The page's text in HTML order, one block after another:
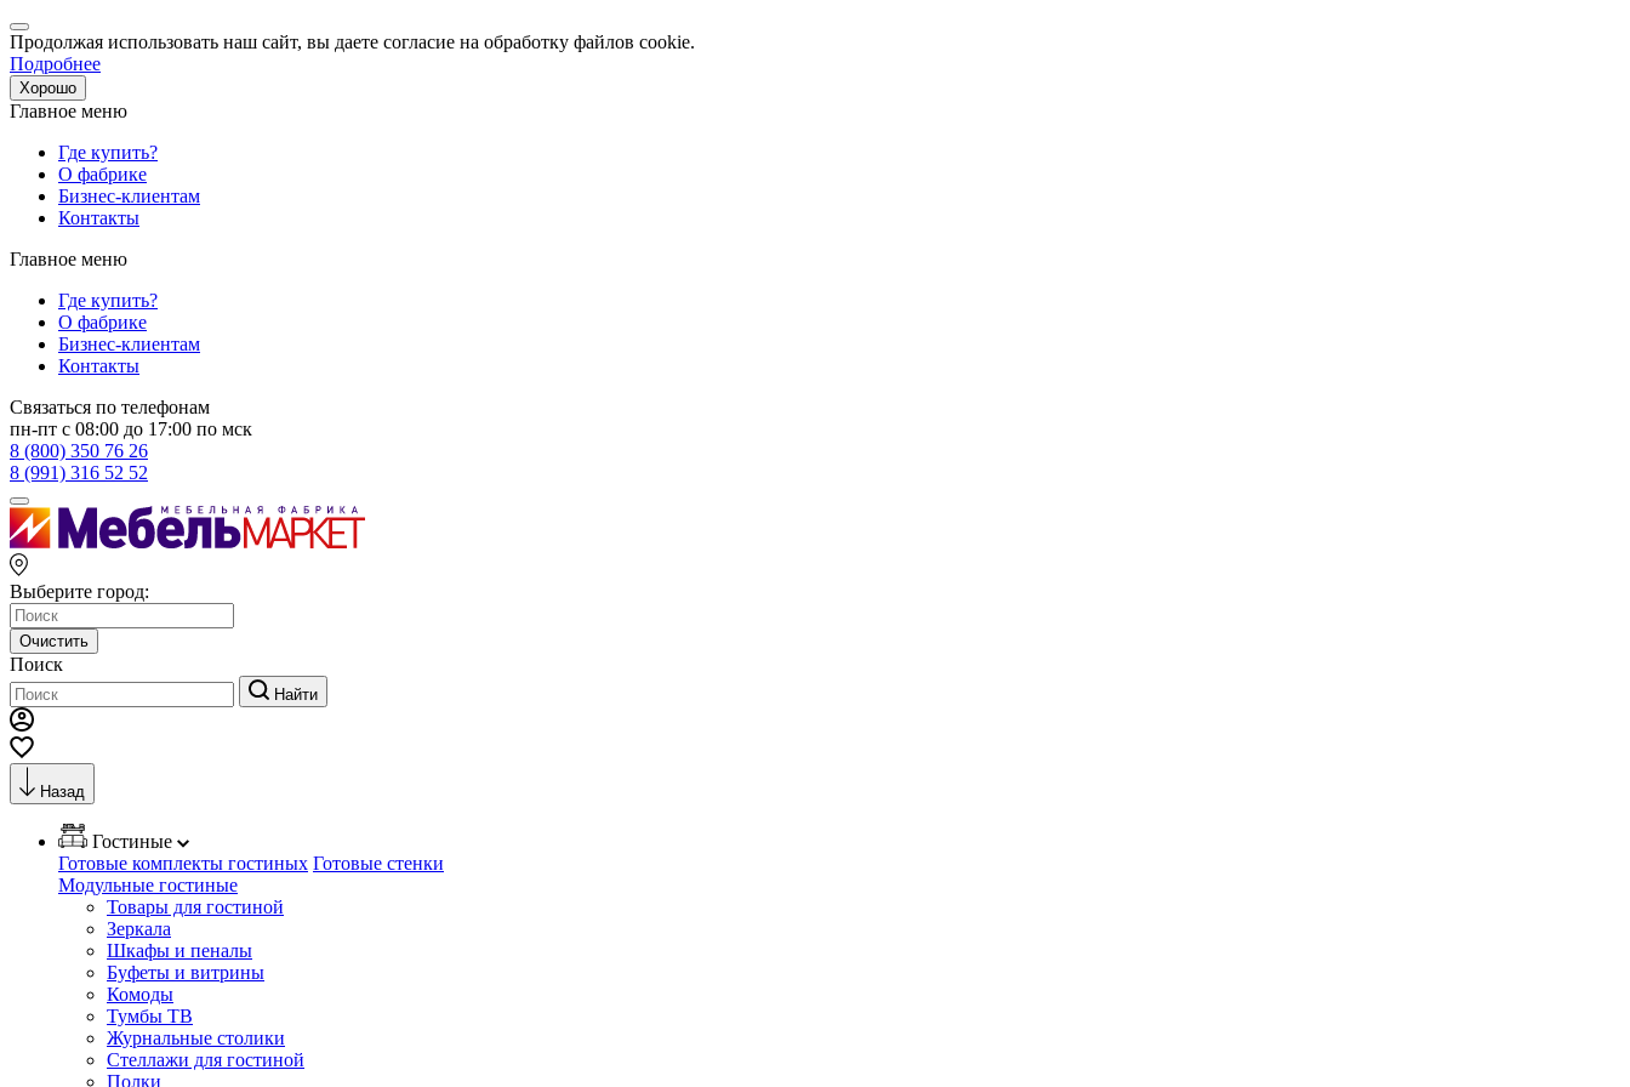
Продолжая использовать наш сайт, вы даете согласие на обработку файлов cookie.
Подробнее
Хорошо
Главное меню
Где купить?
О фабрике
Бизнес-клиентам
Контакты
Главное меню
Где купить?
О фабрике
Бизнес-клиентам
Контакты
Связаться по телефонам
пн-пт с 08:00 до 17:00 по мск
8 (800) 350 76 26
8 (991) 316 52 52
Выберите город:
Очистить
Поиск
Найти
Назад
Гостиные
Готовые комплекты гостиных Готовые стенки
Модульные гостиные
Товары для гостиной
Зеркала
Шкафы и пеналы
Буфеты и витрины
Комоды
Тумбы ТВ
Журнальные столики
Стеллажи для гостиной
Полки